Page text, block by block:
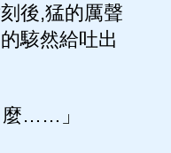
後,猛的厲聲
駭然給吐出
麼……」